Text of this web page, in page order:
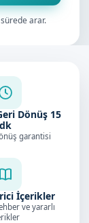
arar.
Dönüş 15
dk
garantisi
İçerikler
ve yararlı